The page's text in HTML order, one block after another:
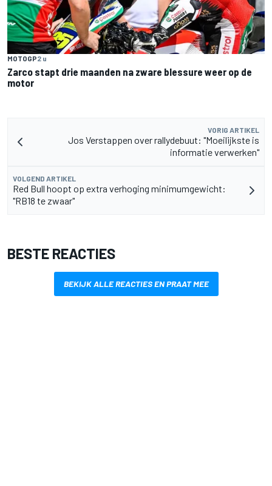
MOTOGP2 u
Zarco stapt drie maanden na zware blessure weer op de
motor
VORIG ARTIKEL
Jos Verstappen over rallydebuut: "Moeilijkste is
informatie verwerken"
VOLGEND ARTIKEL
Red Bull hoopt op extra verhoging minimumgewicht:
"RB18 te zwaar"
BESTE REACTIES
BEKIJK ALLE REACTIES EN PRAAT MEE